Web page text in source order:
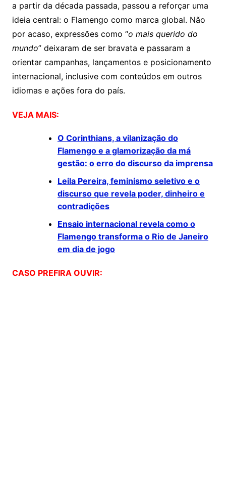
a partir da década passada, passou a reforçar uma
ideia central: o Flamengo como marca global. Não
por acaso, expressões como “o mais querido do
mundo” deixaram de ser bravata e passaram a
orientar campanhas, lançamentos e posicionamento
internacional, inclusive com conteúdos em outros
idiomas e ações fora do país.
VEJA MAIS:
O Corinthians, a vilanização do
Flamengo e a glamorização da má
gestão: o erro do discurso da imprensa
Leila Pereira, feminismo seletivo e o
discurso que revela poder, dinheiro e
contradições
Ensaio internacional revela como o
Flamengo transforma o Rio de Janeiro
em dia de jogo
CASO PREFIRA OUVIR: